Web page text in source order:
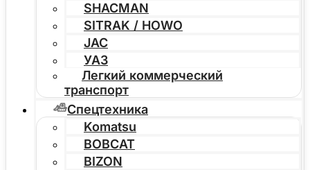
SHACMAN
SITRAK / HOWO
JAC
УАЗ
Легкий коммерческий
транспорт
Спецтехника
Komatsu
BOBCAT
BIZON